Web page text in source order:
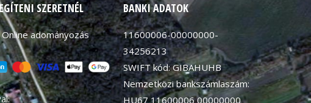
SZERETNÉL
Online adományozás
BANKI ADATOK
11600006-00000000-
34256213
SWIFT kód: GIBAHUHB
Nemzetközi bankszámlaszám:
HU67 11600006 00000000